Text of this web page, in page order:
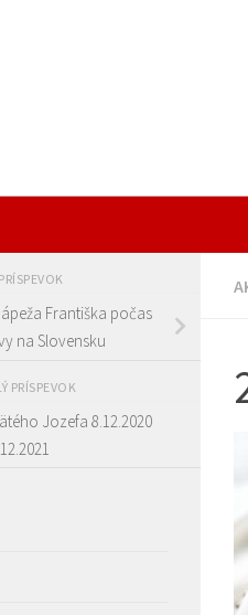
Františka počas
na Slovensku
PRÍSPEVOK
Jozefa 8.12.2020